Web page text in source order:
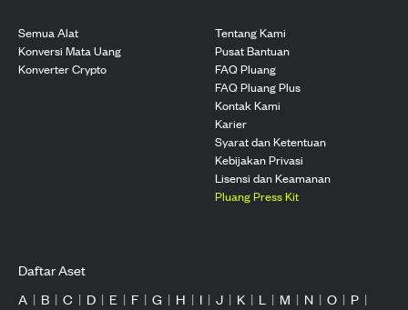
Semua Alat
Konversi Mata Uang
Konverter Crypto
Tentang Kami
Pusat Bantuan
FAQ Pluang
FAQ Pluang Plus
Kontak Kami
Karier
Syarat dan Ketentuan
Kebijakan Privasi
Lisensi dan Keamanan
Pluang Press Kit
Daftar Aset
A | B | C | D | E | F | G | H | I | J | K | L | M | N | O | P |